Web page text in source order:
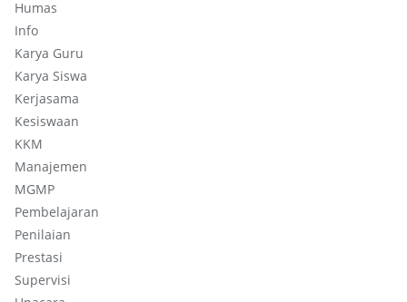
Humas
Info
Karya Guru
Karya Siswa
Kerjasama
Kesiswaan
KKM
Manajemen
MGMP
Pembelajaran
Penilaian
Prestasi
Supervisi